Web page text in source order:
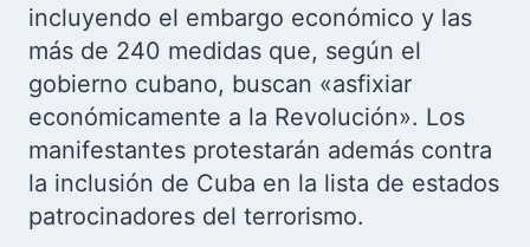
incluyendo el embargo económico y las
más de 240 medidas que, según el
gobierno cubano, buscan «asfixiar
económicamente a la Revolución». Los
manifestantes protestarán además contra
la inclusión de Cuba en la lista de estados
patrocinadores del terrorismo.